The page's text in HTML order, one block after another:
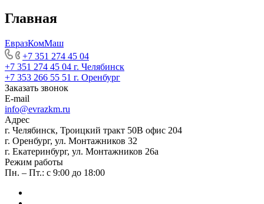
Главная
ЕвразКомМаш
+7 351 274 45 04
+7 351 274 45 04 г. Челябинск
+7 353 266 55 51 г. Оренбург
Заказать звонок
E-mail
info@evrazkm.ru
Адрес
г. Челябинск, Троицкий тракт 50В офис 204
г. Оренбург, ул. Монтажников 32
г. Екатеринбург, ул. Монтажников 26а
Режим работы
Пн. – Пт.: с 9:00 до 18:00